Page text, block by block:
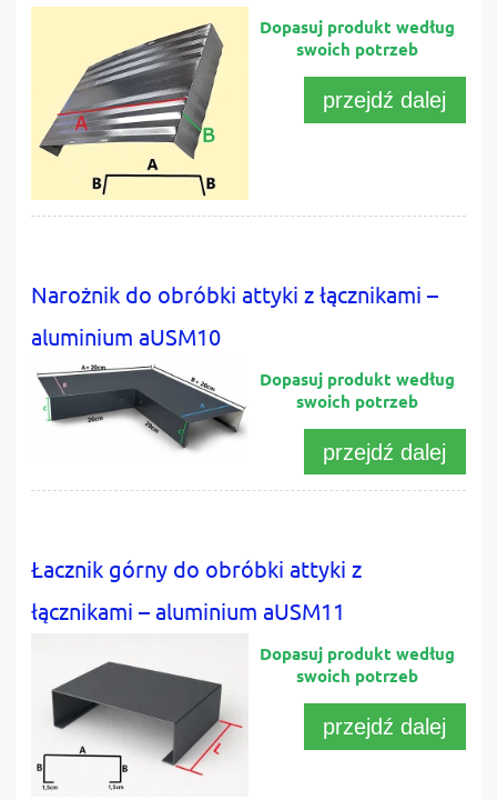
przejdź dalej
Narożnik do obróbki attyki z łącznikami –
aluminium aUSM10
przejdź dalej
Łacznik górny do obróbki attyki z
łącznikami – aluminium aUSM11
przejdź dalej